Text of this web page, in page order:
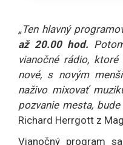
„Ten hlavný
až 20.00 hod.
vianočné rádio,
nové, s novým
naživo mixovať
pozvanie mesta,
Richard Herrgott z
Vianočný program